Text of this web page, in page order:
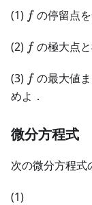
(1) ff の停留点
(2) ff の極大点
(3) ff の最大値
めよ．
微分方程式
次の微分方程式
(1)